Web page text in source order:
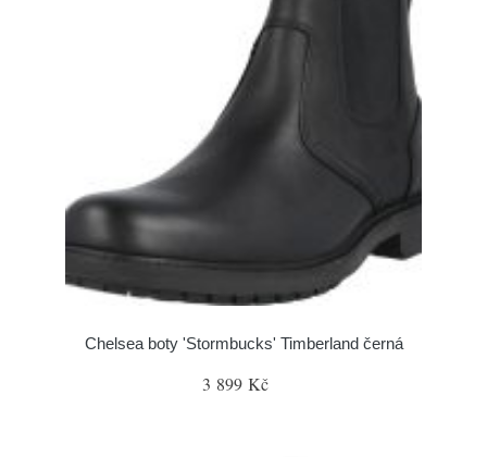
Chelsea boty 'Stormbucks' Timberland černá
3 899 Kč